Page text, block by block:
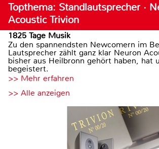
Topthema: Standlautsprecher ·
Acoustic Trivion
1825 Tage Musik
Zu den spannendsten Newcomern im
Lautsprecher zählt ganz klar Neuron
bisher aus Heilbronn gehört haben, hat
begeistert.
>> Mehr erfahren
>> Alle anzeigen